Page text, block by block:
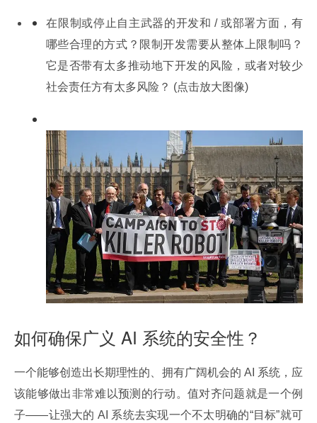
在限制或停止自主武器的开发和 / 或部署方面，有
哪些合理的方式？限制开发需要从整体上限制吗？
它是否带有太多推动地下开发的风险，或者对较少
社会责任方有太多风险？ (点击放大图像)
如何确保广义 AI 系统的安全性？
一个能够创造出长期理性的、拥有广阔机会的 AI 系统，应
该能够做出非常难以预测的行动。值对齐问题就是一个例
子——让强大的 AI 系统去实现一个不太明确的“目标”就可